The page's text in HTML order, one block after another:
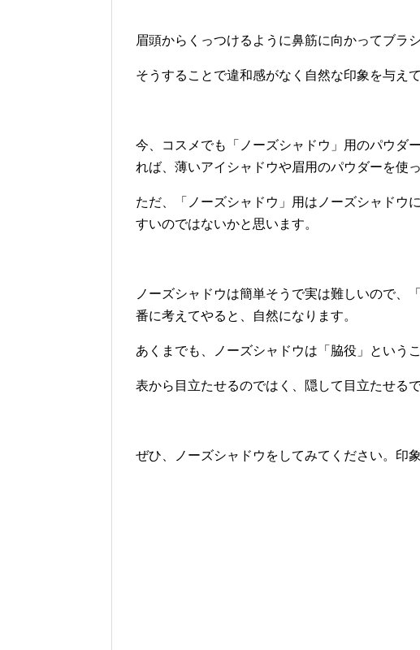
眉頭からくっつけるように鼻筋に向かってブラ
そうすることで違和感がなく自然な印象を与えて
今、コスメでも「ノーズシャドウ」用のパウダ
れば、薄いアイシャドウや眉用のパウダーを使
ただ、「ノーズシャドウ」用はノーズシャドウ
すいのではないかと思います。
ノーズシャドウは簡単そうで実は難しいので、
番に考えてやると、自然になります。
あくまでも、ノーズシャドウは「脇役」という
表から目立たせるのではく、隠して目立たせるで
ぜひ、ノーズシャドウをしてみてください。印